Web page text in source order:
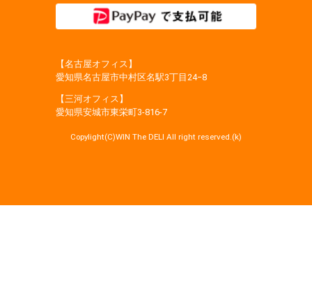
【名古屋オフィス】
愛知県名古屋市中村区名駅3丁目24−8
【三河オフィス】
愛知県安城市東栄町3‐816‐7
Copylight(C)WIN The DELI All right reserved.(k)